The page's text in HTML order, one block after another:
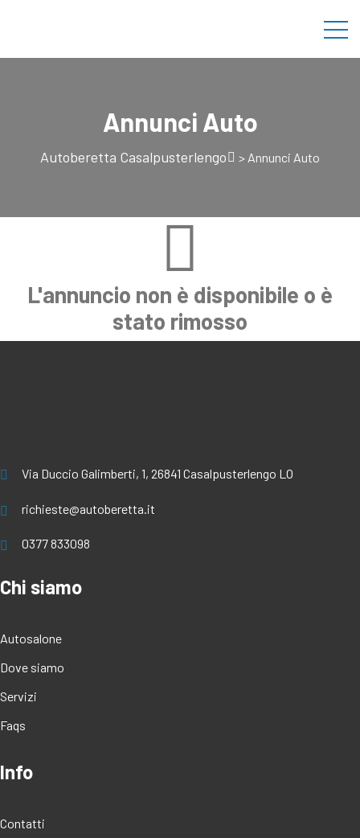
Annunci Auto
Autoberetta Casalpusterlengo > Annunci Auto
L'annuncio non è disponibile o è
stato rimosso
Via Duccio Galimberti, 1, 26841 Casalpusterlengo LO
richieste@autoberetta.it
0377 833098
Chi siamo
Autosalone
Dove siamo
Servizi
Faqs
Info
Contatti